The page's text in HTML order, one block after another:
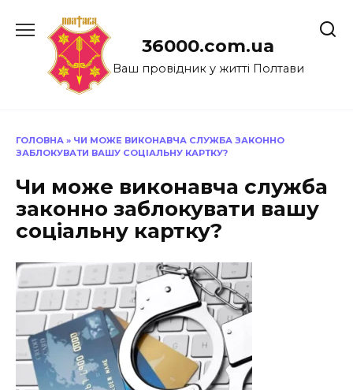
до
36000.com.ua
Ваш провідник у житті Полтави
ГОЛОВНА » ЧИ МОЖЕ ВИКОНАВЧА СЛУЖБА ЗАКОННО
ЗАБЛОКУВАТИ ВАШУ СОЦІАЛЬНУ КАРТКУ?
Чи може виконавча служба
законно заблокувати вашу
соціальну картку?